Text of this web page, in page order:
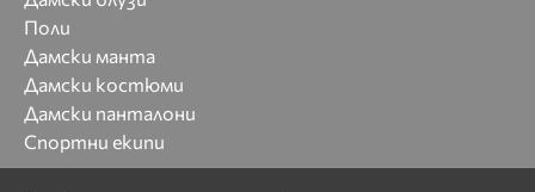
Поли
Дамски манта
Дамски костюми
Дамски панталони
Спортни екипи